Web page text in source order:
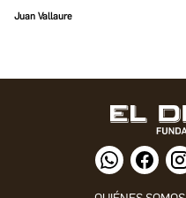
Juan Vallaure